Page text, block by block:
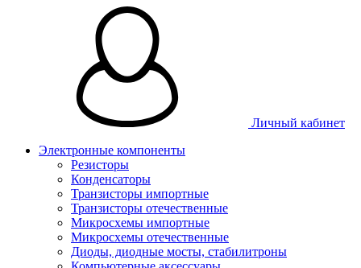
Личный кабинет
Электронные компоненты
Резисторы
Конденсаторы
Транзисторы импортные
Транзисторы отечественные
Микросхемы импортные
Микросхемы отечественные
Диоды, диодные мосты, стабилитроны